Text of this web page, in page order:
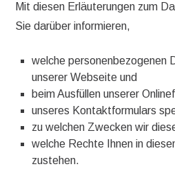
Mit diesen Erläuterungen zum
Sie darüber informieren,
welche personenbezogenen
unserer Webseite und
beim Ausfüllen unserer
unseres Kontaktformulars
zu welchen Zwecken wir
welche Rechte Ihnen in
zustehen.